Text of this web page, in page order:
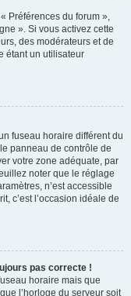
Préférences du forum »,
». Si vous activez cette
des modérateurs et de
étant un utilisateur
fuseau horaire différent du
panneau de contrôle de
votre zone adéquate, par
noter que le réglage
n’est accessible
c’est l’occasion idéale de
pas correcte !
horaire mais que
l’horloge du serveur soit